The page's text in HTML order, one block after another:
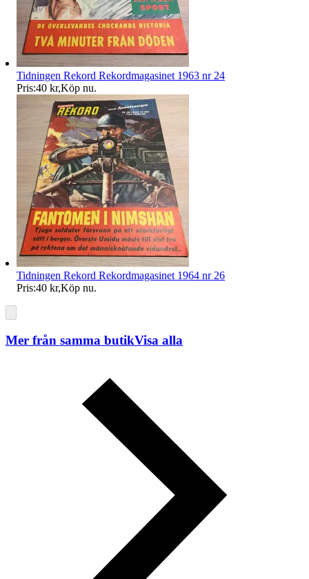
Tidningen Rekord Rekordmagasinet 1963 nr 24
Pris:40 kr,Köp nu.
Tidningen Rekord Rekordmagasinet 1964 nr 26
Pris:40 kr,Köp nu.
Mer från samma butikVisa alla